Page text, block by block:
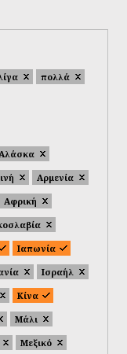
πολλά
Αλάσκα
Αρμενία
Αφρική
Ιαπωνία
Ισραήλ
Κίνα
Μάλι
Μεξικό